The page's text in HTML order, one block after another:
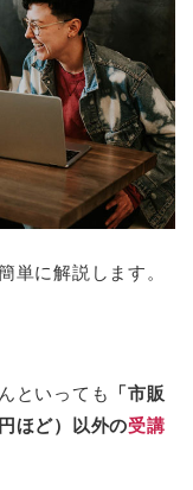
単に解説します。
といっても
「市販
ほど）以外の受講